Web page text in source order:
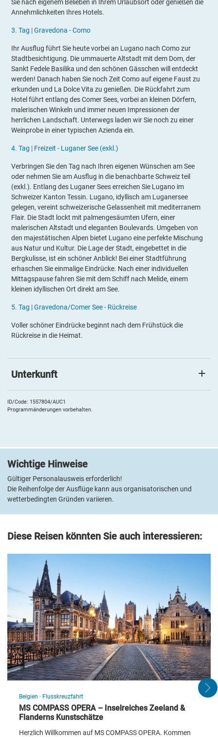
Sie nach eigenem Belieben in Ihrem Urlaubsort oder genießen die
Annehmlichkeiten Ihres Hotels.
3. Tag |Gravedona -Como
Ihr Ausflug führt Sie heute vorbei an Lugano nach Como zur
Stadtbesichtigung. Die ummauerte Altstadt mit dem Dom, der
Sankt Fedele Basilika und den schönen Gässchen will entdeckt
werden! Danach haben Sie noch Zeit Como auf eigene Faust zu
erkunden und La Dolce Vita zu genießen. Die Rückfahrt zum
Hotel führt entlang des Comer Sees, vorbei an kleinen Dörfern,
malerischen Winkeln und immer neuen Impressionen der
herrlichen Landschaft. Unterwegs laden wir Sie noch zu einer
Weinprobe in einer typischen Azienda ein.
4. Tag | Freizeit - Luganer See (exkl.)
Verbringen Sie den Tag nach Ihren eigenen Wünschen am See
oder nehmen Sie am Ausflug in die benachbarte Schweiz teil
(exkl.). Entlang des Luganer Sees erreichen Sie Lugano im
Schweizer Kanton Tessin. Lugano, idyllisch am Luganersee
gelegen, vereint schweizerische Gelassenheit mit mediterranem
Flair. Die Stadt lockt mit palmengesäumten Ufern, einer
malerischen Altstadt und eleganten Boulevards. Umgeben von
den majestätischen Alpen bietet Lugano eine perfekte Mischung
aus Natur und Kultur. Die Lage der Stadt, eingebettet in die
Bergkulisse, ist ein schöner Anblick! Bei einer Stadtführung
erhaschen Sie einmalige Eindrücke. Nach einer individuellen
Mittagspause fahren Sie mit dem Schiff nach Melide, einem
kleinen idyllischen Ort direkt am See.
5. Tag |Gravedona/Comer See - Rückreise
Voller schöner Eindrücke beginnt nach dem Frühstück die
Rückreise in die Heimat.
Unterkunft
Regina
Das3*Hotel Regina
Sees und zeichnet sich durch hervorragenden Komfort,
hoteleigener Kiesbadestrand, Liegewiese mit Sonnenschirmen,
verfügen über Bad oder DU/WC, WLAN, TV, Minibar, Fön, Safe und
teilweise Balkon o. Terrasse.
ID/Code: 1557804/AUC1
Programmänderungen vorbehalten.
Wichtige Hinweise
Gültiger Personalausweis erforderlich!
Die Reihenfolge der Ausflüge kann aus organisatorischen und
wetterbedingten Gründen variieren.
Diese Reisen könnten Sie auch interessieren:
Belgien · Flusskreuzfahrt
MS COMPASS OPERA – Inselreiches Zeeland &
Flanderns Kunstschätze
Herzlich Willkommen auf MS COMPASS OPERA. Kommen